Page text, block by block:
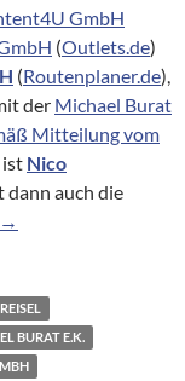
GmbH
(Outlets.de)
(Routenplaner.de),
der Michael Burat
Mitteilung vom
ist Nico
dann auch die
um den
→
BURAT E.K.